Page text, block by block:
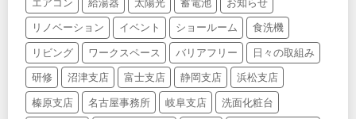
エアコン 給湯器 太陽光 蓄電池 お知らせ
リノベーション イベント ショールーム 食洗機
リビング ワークスペース バリアフリー 日々の取組み
研修 沼津支店 富士支店 静岡支店 浜松支店
榛原支店 名古屋事務所 岐阜支店 洗面化粧台